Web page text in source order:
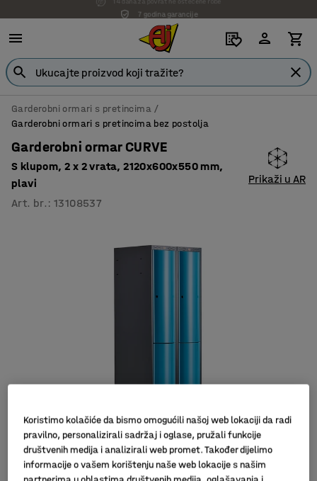
7 godina garancije
Garderobni ormari s pretincima
Garderobni ormari s pretincima bez postolja
Garderobni ormar CURVE
S klupom, 2 x 2 vrata, 2120x600x550 mm,
plavi
Art. br. :13108537
Prikaži u AR
Koristimo kolačiće da bismo omogućili našoj web lokaciji da radi
pravilno, personalizirali sadržaj i oglase, pružali funkcije
društvenih medija i analizirali web promet. Također dijelimo
informacije o vašem korištenju naše web lokacije s našim